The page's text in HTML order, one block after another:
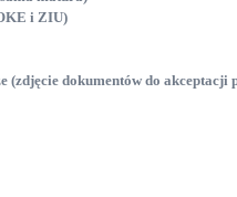
i ZIU)
dokumentów do akceptacji